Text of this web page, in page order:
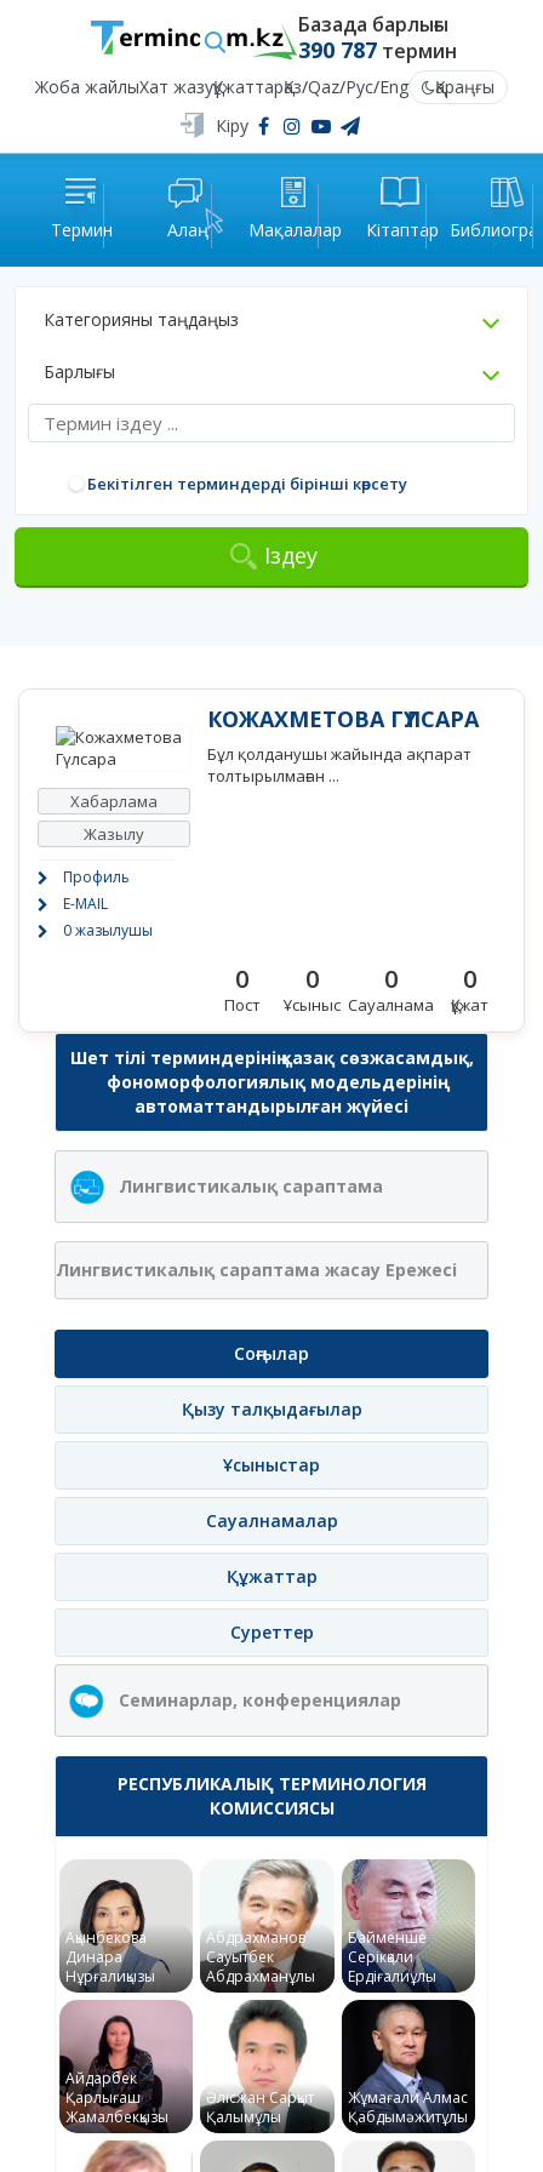
Базада барлығы
390 787термин
Жоба жайлыХат жазуҚұжаттарҚаз/Qaz/Рус/Eng
Қараңғы
Кіру
Термин Алаң Мақалалар Кітаптар
Категорияны таңдаңыз
Барлығы
Бекітілген терминдерді бірінші көрсету
Іздеу
Хабарлама
Жазылу
Профиль
E-MAIL
0 жазылушы
КОЖАХМЕТОВА ГҮЛСАРА
Бұл қолданушы жайында ақпарат
толтырылмаған ...
0
Пост
0
Ұсыныс
0
Сауалнама
0
Құжат
Шет тілі терминдерінің қазақ сөзжасамдық,
фономорфологиялық модельдерінің
автоматтандырылған жүйесі
Лингвистикалық сараптама
Лингвистикалық сараптама жасау Ережесі
Соңғылар
Қызу талқыдағылар
Ұсыныстар
Сауалнамалар
Құжаттар
Суреттер
Семинарлар, конференциялар
РЕСПУБЛИКАЛЫҚ ТЕРМИНОЛОГИЯ
КОМИССИЯСЫ
Ақынбекова
Динара
Нұрғалиқызы
Абдрахманов
Сауытбек
Абдрахманұлы
Байменше
Серікқали
Ердіғалиұлы
Айдарбек
Қарлығаш
Жамалбекқызы
Әлісжан Сарқыт
Қалымұлы
Жұмағали Алмас
Қабдымәжитұлы